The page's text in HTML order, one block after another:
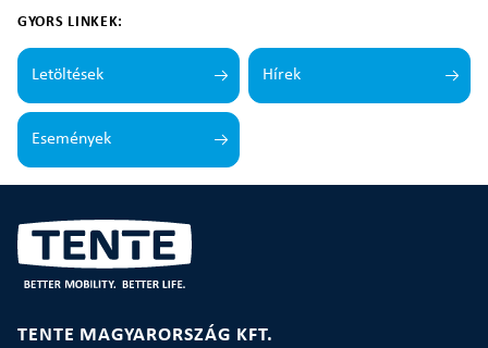
GYORS LINKEK:
Letöltések Hírek
Események
TENTE MAGYARORSZÁG KFT.